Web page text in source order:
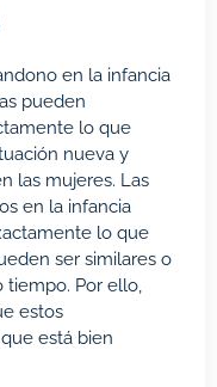
en la infancia
pueden
lo que
nueva y
las mujeres. Las
en la infancia
lo que
ser similares o
Por ello,
estos
está bien